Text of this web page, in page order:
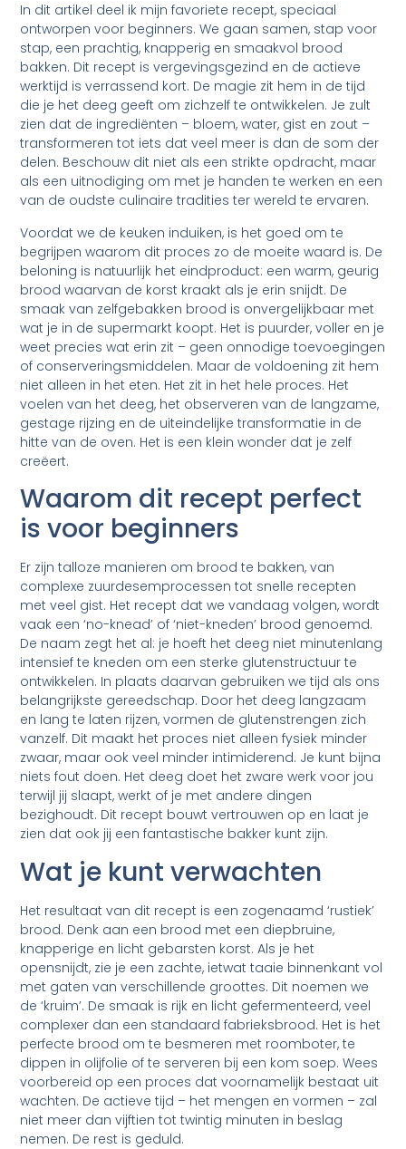
In dit artikel deel ik mijn favoriete recept, speciaal
ontworpen voor beginners. We gaan samen, stap voor
stap, een prachtig, knapperig en smaakvol brood
bakken. Dit recept is vergevingsgezind en de actieve
werktijd is verrassend kort. De magie zit hem in de tijd
die je het deeg geeft om zichzelf te ontwikkelen. Je zult
zien dat de ingrediënten – bloem, water, gist en zout –
transformeren tot iets dat veel meer is dan de som der
delen. Beschouw dit niet als een strikte opdracht, maar
als een uitnodiging om met je handen te werken en een
van de oudste culinaire tradities ter wereld te ervaren.
Voordat we de keuken induiken, is het goed om te
begrijpen waarom dit proces zo de moeite waard is. De
beloning is natuurlijk het eindproduct: een warm, geurig
brood waarvan de korst kraakt als je erin snijdt. De
smaak van zelfgebakken brood is onvergelijkbaar met
wat je in de supermarkt koopt. Het is puurder, voller en je
weet precies wat erin zit – geen onnodige toevoegingen
of conserveringsmiddelen. Maar de voldoening zit hem
niet alleen in het eten. Het zit in het hele proces. Het
voelen van het deeg, het observeren van de langzame,
gestage rijzing en de uiteindelijke transformatie in de
hitte van de oven. Het is een klein wonder dat je zelf
creëert.
Waarom dit recept perfect
is voor beginners
Er zijn talloze manieren om brood te bakken, van
complexe zuurdesemprocessen tot snelle recepten
met veel gist. Het recept dat we vandaag volgen, wordt
vaak een ‘no-knead’ of ‘niet-kneden’ brood genoemd.
De naam zegt het al: je hoeft het deeg niet minutenlang
intensief te kneden om een sterke glutenstructuur te
ontwikkelen. In plaats daarvan gebruiken we tijd als ons
belangrijkste gereedschap. Door het deeg langzaam
en lang te laten rijzen, vormen de glutenstrengen zich
vanzelf. Dit maakt het proces niet alleen fysiek minder
zwaar, maar ook veel minder intimiderend. Je kunt bijna
niets fout doen. Het deeg doet het zware werk voor jou
terwijl jij slaapt, werkt of je met andere dingen
bezighoudt. Dit recept bouwt vertrouwen op en laat je
zien dat ook jij een fantastische bakker kunt zijn.
Wat je kunt verwachten
Het resultaat van dit recept is een zogenaamd ‘rustiek’
brood. Denk aan een brood met een diepbruine,
knapperige en licht gebarsten korst. Als je het
opensnijdt, zie je een zachte, ietwat taaie binnenkant vol
met gaten van verschillende groottes. Dit noemen we
de ‘kruim’. De smaak is rijk en licht gefermenteerd, veel
complexer dan een standaard fabrieksbrood. Het is het
perfecte brood om te besmeren met roomboter, te
dippen in olijfolie of te serveren bij een kom soep. Wees
voorbereid op een proces dat voornamelijk bestaat uit
wachten. De actieve tijd – het mengen en vormen – zal
niet meer dan vijftien tot twintig minuten in beslag
nemen. De rest is geduld.